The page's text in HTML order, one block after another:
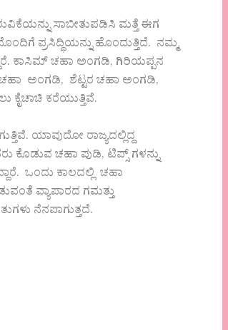
ಸಾಬೀತುಪಡಿಸಿ ಮತ್ತೆ ಈಗ
ಪ್ರಸಿದ್ಧಿಯನ್ನು ಹೊಂದುತ್ತಿದೆ. ನಮ್ಮ
ಕಾಸಿಮ್ ಚಹಾ ಅಂಗಡಿ, ಗಿರಿಯಪ್ಪನ
ಅಂಗಡಿ, ಶೆಟ್ಟರ ಚಹಾ ಅಂಗಡಿ,
ಕೈಚಾಚಿ ಕರೆಯುತ್ತಿವೆ.
ಯಾವುದೋ ರಾಜ್ಯದಲ್ಲಿದ್ದ
ಕೊಡುವ ಚಹಾ ಪುಡಿ, ಟಿಪ್ಸ್ ಗಳನ್ನು
ಒಂದು ಕಾಲದಲ್ಲಿ ಚಹಾ
ವ್ಯಾಪಾರದ ಗಮತ್ತು
ನೆನಪಾಗುತ್ತದೆ.